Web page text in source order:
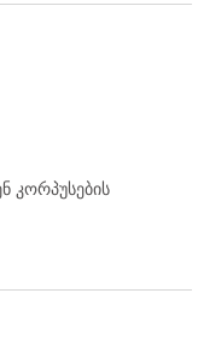
კორპუსების